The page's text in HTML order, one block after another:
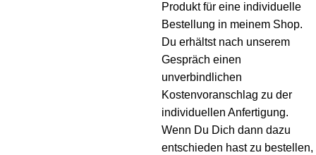
Produkt für eine individuelle
Bestellung in meinem Shop.
Du erhältst nach unserem
Gespräch einen
unverbindlichen
Kostenvoranschlag zu der
individuellen Anfertigung.
Wenn Du Dich dann dazu
entschieden hast zu bestellen,